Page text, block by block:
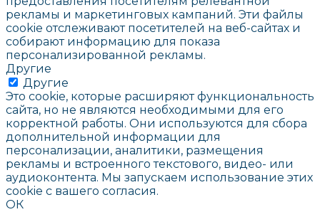
рекламы и маркетинговых кампаний. Эти файлы
cookie отслеживают посетителей на веб-сайтах и
собирают информацию для показа
персонализированной рекламы.
Другие
Другие
Это cookie, которые расширяют функциональность
сайта, но не являются необходимыми для его
корректной работы. Они используются для сбора
дополнительной информации для
персонализации, аналитики, размещения
рекламы и встроенного текстового, видео- или
аудиоконтента. Мы запускаем использование этих
cookie с вашего согласия.
ОК